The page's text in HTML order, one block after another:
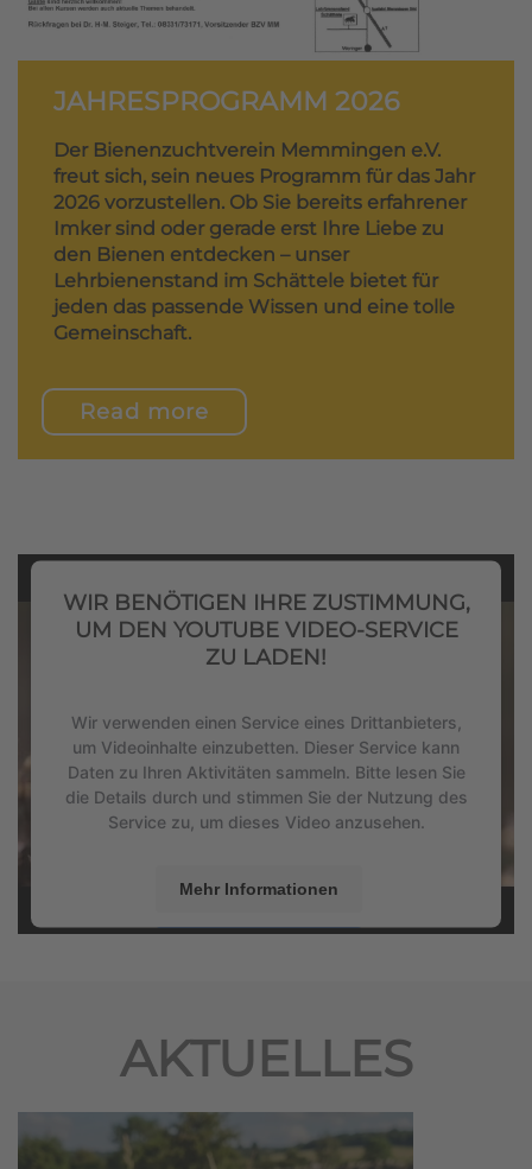
JAHRESPROGRAMM 2026
Der Bienenzuchtverein Memmingen e.V.
freut sich, sein neues Programm für das Jahr
2026 vorzustellen. Ob Sie bereits erfahrener
Imker sind oder gerade erst Ihre Liebe zu
den Bienen entdecken – unser
Lehrbienenstand im Schättele bietet für
jeden das passende Wissen und eine tolle
Gemeinschaft.
Read more
WIR BENÖTIGEN IHRE ZUSTIMMUNG,
UM DEN YOUTUBE VIDEO-SERVICE
ZU LADEN!
Wir verwenden einen Service eines Drittanbieters,
um Videoinhalte einzubetten. Dieser Service kann
Daten zu Ihren Aktivitäten sammeln. Bitte lesen Sie
die Details durch und stimmen Sie der Nutzung des
Service zu, um dieses Video anzusehen.
Mehr Informationen
AKTUELLES